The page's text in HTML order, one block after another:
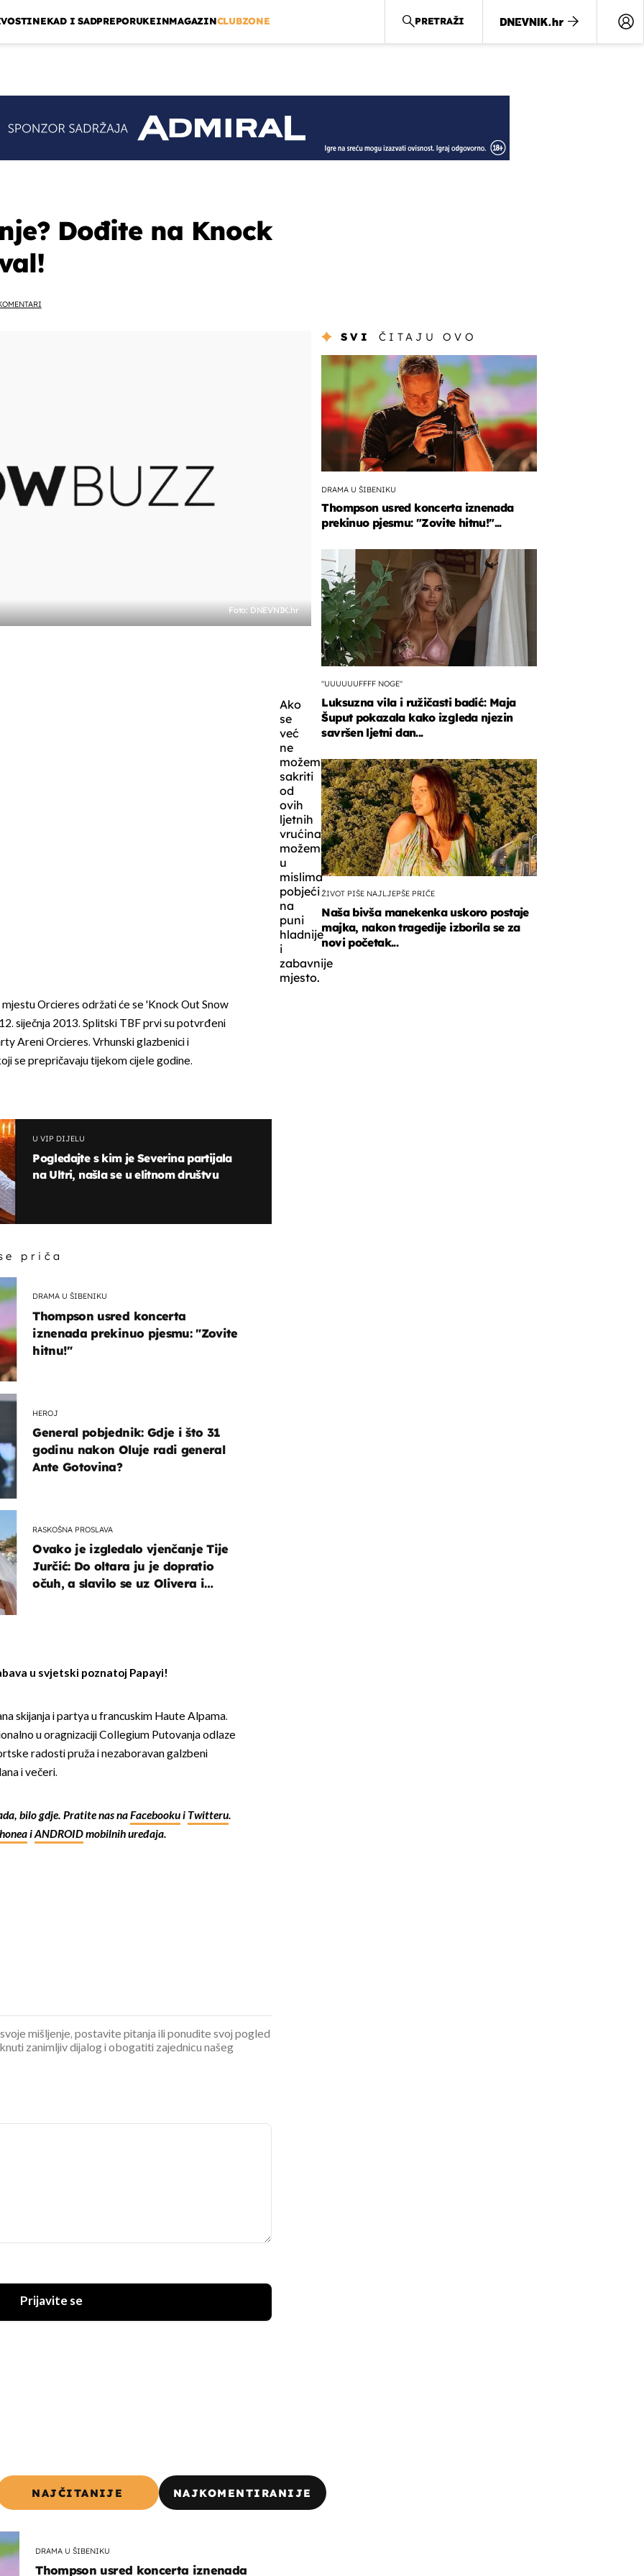
NEKAD I SADPREPORUKEINMAGAZINCLUBZONE PRETRAŽI
Dođite na Knock
Foto: DNEVNIK.hr
Ako
se
već
ne
možemo
sakriti
od
ovih
ljetnih
vrućina,
možemo
u
mislima
pobjeći
na
puni
hladnije
i
zabavnije
mjesto.
Orcieres održati će se 'Knock Out Snow
siječnja 2013. Splitski TBF prvi su potvrđeni
Areni Orcieres. Vrhunski glazbenici i
se prepričavaju tijekom cijele godine.
U VIP DIJELU
Pogledajte s kim je Severina partijala
na Ultri, našla se u elitnom društvu
priča
DRAMA U ŠIBENIKU
Thompson usred koncerta
iznenada prekinuo pjesmu: "Zovite
hitnu!"
HEROJ
General pobjednik: Gdje i što 31
godinu nakon Oluje radi general
Ante Gotovina?
RASKOŠNA PROSLAVA
Ovako je izgledalo vjenčanje Tije
Jurčić: Do oltara ju je dopratio
očuh, a slavilo se uz Olivera i
u svjetski poznatoj Papayi!
skijanja i partya u francuskim Haute Alpama.
u oragnizaciji Collegium Putovanja odlaze
radosti pruža i nezaboravan galzbeni
i večeri.
bilo gdje. Pratite nas naFacebookui Twitteru.
iANDROIDmobilnih uređaja.
SVI ČITAJU OVO
DRAMA U ŠIBENIKU
Thompson usred koncerta iznenada
prekinuo pjesmu: "Zovite hitnu!"...
"UUUUUUFFFF NOGE"
Luksuzna vila i ružičasti badić: Maja
Šuput pokazala kako izgleda njezin
savršen ljetni dan...
ŽIVOT PIŠE NAJLJEPŠE PRIČE
Naša bivša manekenka uskoro postaje
majka, nakon tragedije izborila se za
novi početak...
mišljenje, postavite pitanja ili ponudite svoj pogled
zanimljiv dijalog i obogatiti zajednicu našeg
Prijavite se
NAJČITANIJE NAJKOMENTIRANIJE
DRAMA U ŠIBENIKU
Thompson usred koncerta iznenada
OMOGUĆI OBAVIJESTI